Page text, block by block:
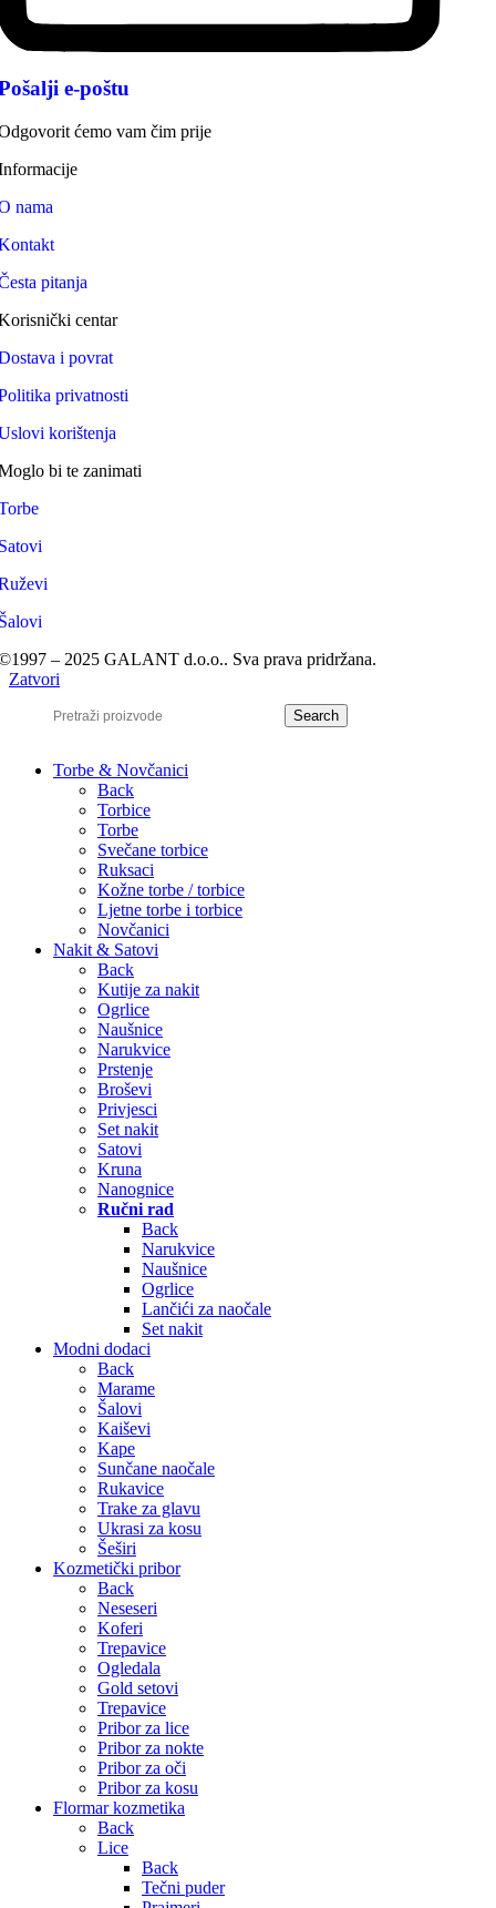
e-poštu
ćemo vam čim prije
nama
pitanja
centar
i povrat
privatnosti
korištenja
bi te zanimati
– 2025 GALANT d.o.o.. Sva prava pridržana.
Zatvori
Search
Torbe & Novčanici
Back
Torbice
Torbe
Svečane torbice
Ruksaci
Kožne torbe / torbice
Ljetne torbe i torbice
Novčanici
Nakit & Satovi
Back
Kutije za nakit
Ogrlice
Naušnice
Narukvice
Prstenje
Broševi
Privjesci
Set nakit
Satovi
Kruna
Nanognice
Ručni rad
Back
Narukvice
Naušnice
Ogrlice
Lančići za naočale
Set nakit
Modni dodaci
Back
Marame
Šalovi
Kaiševi
Kape
Sunčane naočale
Rukavice
Trake za glavu
Ukrasi za kosu
Šeširi
Kozmetički pribor
Back
Neseseri
Koferi
Trepavice
Ogledala
Gold setovi
Trepavice
Pribor za lice
Pribor za nokte
Pribor za oči
Pribor za kosu
Flormar kozmetika
Back
Lice
Back
Tečni puder